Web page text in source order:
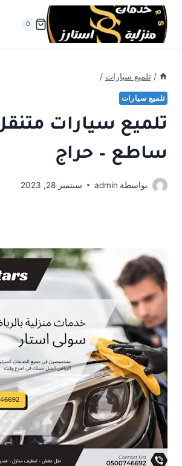
التجاوز
المحتوى
0
/ تلميع سيارات /
تلميع سيارات
تلميع سيارات
ساطع – حراج
بواسطة admin سبتمبر 28, 2023